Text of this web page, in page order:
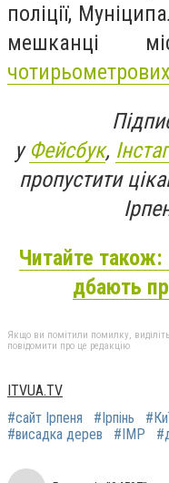
поліції,
мешканці
у Фейсбук,
пропустити
Читайте також:
дбають
Якщо ви помітили помилку,
повідомити про це редакцію
ITVUA.TV
#сайт Ірпеня
#Ірпінь
#висадка дерев
#ІМР